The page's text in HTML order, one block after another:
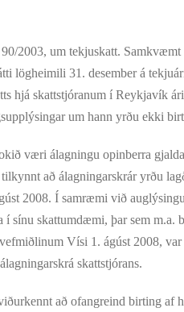
um tekjuskatt. Samkvæmt
lögheimili 31. desember á
hjá skattstjóranum í Reykjavík
um hann yrðu ekki
væri álagningu opinberra gjalda
að álagningarskrár yrðu
2008. Í samræmi við
sínu skattumdæmi, þar sem m.a.
Vísi 1. ágúst 2008,
skattstjórans.
að ofangreind birting af